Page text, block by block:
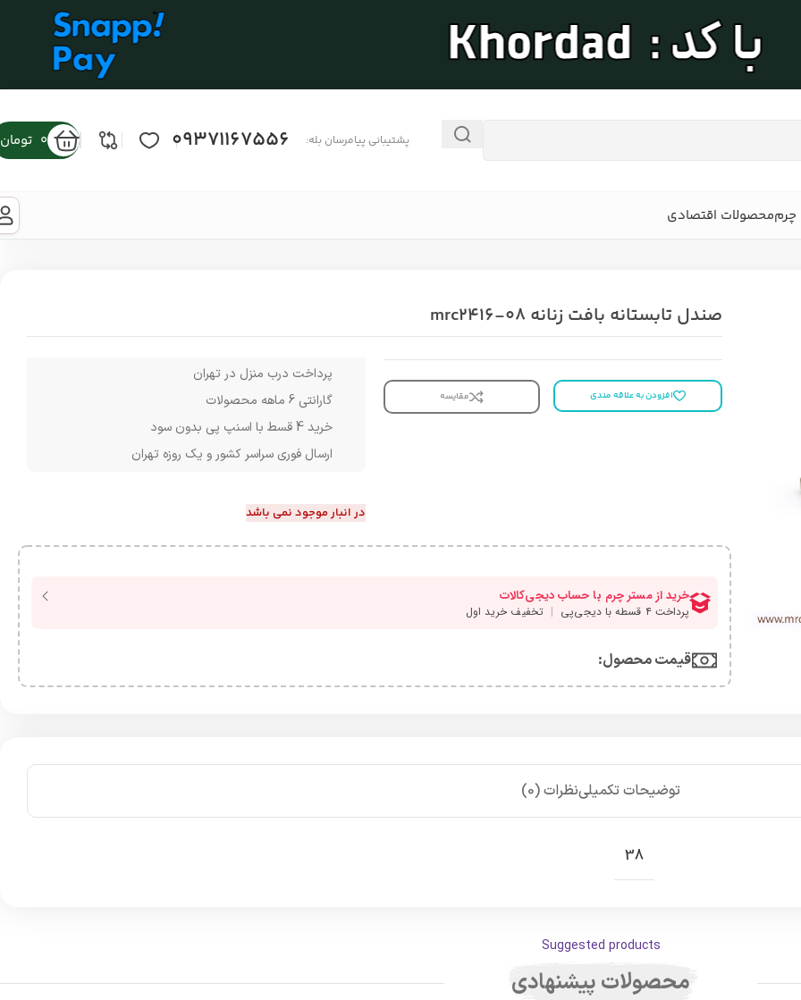
پشتیبانی پیامرسان بله: 09371167556
0 تومان
چرممحصولات اقتصادی
صندل تابستانه بافت زنانه mrc2416-08
افزودن به علاقه مندی مقایسه
پرداخت درب منزل در تهران
گارانتی 6 ماهه محصولات
خرید 4 قسط با اسنپ پی بدون سود
ارسال فوری سراسر کشور و یک روزه تهران
در انبار موجود نمی باشد
قیمت محصول:​
توضیحات تکمیلینظرات (0)
38
Suggested products
محصولات پیشنهادی